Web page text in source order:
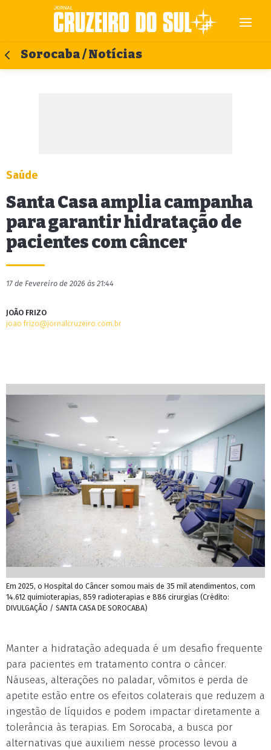
Sorocaba / Notícias
Saúde
Santa Casa amplia campanha
para garantir hidratação de
pacientes com câncer
17 de Fevereiro de 2026 às 21:44
JOÃO FRIZO
joao.frizo@jornalcruzeiro.com.br
Em 2025, o Hospital do Câncer somou mais de 35 mil atendimentos, com
14.612 quimioterapias, 859 radioterapias e 886 cirurgias (Crédito:
DIVULGAÇÃO / SANTA CASA DE SOROCABA)
Manter a hidratação adequada é um desafio frequente
para pacientes em tratamento contra o câncer.
Náuseas, alterações no paladar, vômitos e perda de
apetite estão entre os efeitos colaterais que reduzem a
ingestão de líquidos e podem impactar diretamente a
tolerância às terapias. Em Sorocaba, a busca por
alternativas que auxiliem nesse processo levou a